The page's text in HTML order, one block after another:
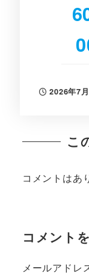
投稿日
2026年7
こ
コメントはあ
コメント
メールアドレ